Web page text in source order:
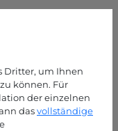
Dritter, um Ihnen
können. Für
der einzelnen
dasvollständige